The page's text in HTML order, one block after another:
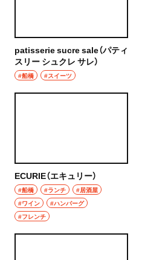
patisserie sucre sale（パティ
スリー シュクレ サレ）
#船橋 #スイーツ
ECURIE（エキュリー）
#船橋 #ランチ
#居酒屋
#ワイン
#ハンバーグ
#フレンチ